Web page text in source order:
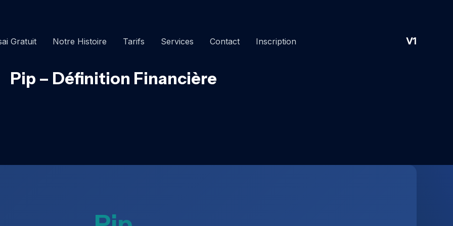
Gratuit Notre Histoire Tarifs Services Contact Inscription V1
Pip – Définition Financière